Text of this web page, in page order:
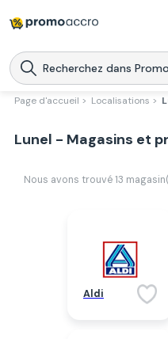
Magasins
Produits
Promoaccro
Page d'accueil > Localisations >
Lunel - Magasins et
Nous avons trouvé 13
Aldi